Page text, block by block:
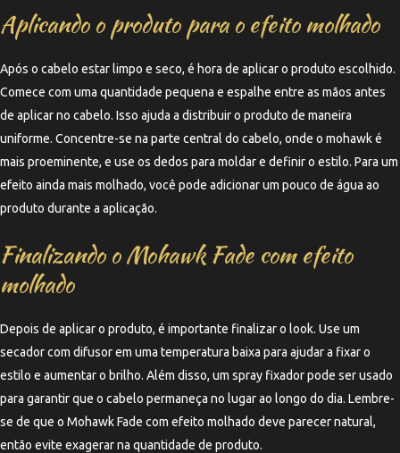
Aplicando o produto para o efeito molhado
Após o cabelo estar limpo e seco, é hora de aplicar o produto escolhido.
Comece com uma quantidade pequena e espalhe entre as mãos antes
de aplicar no cabelo. Isso ajuda a distribuir o produto de maneira
uniforme. Concentre-se na parte central do cabelo, onde o mohawk é
mais proeminente, e use os dedos para moldar e definir o estilo. Para um
efeito ainda mais molhado, você pode adicionar um pouco de água ao
produto durante a aplicação.
Finalizando o Mohawk Fade com efeito
molhado
Depois de aplicar o produto, é importante finalizar o look. Use um
secador com difusor em uma temperatura baixa para ajudar a fixar o
estilo e aumentar o brilho. Além disso, um spray fixador pode ser usado
para garantir que o cabelo permaneça no lugar ao longo do dia. Lembre-
se de que o Mohawk Fade com efeito molhado deve parecer natural,
então evite exagerar na quantidade de produto.